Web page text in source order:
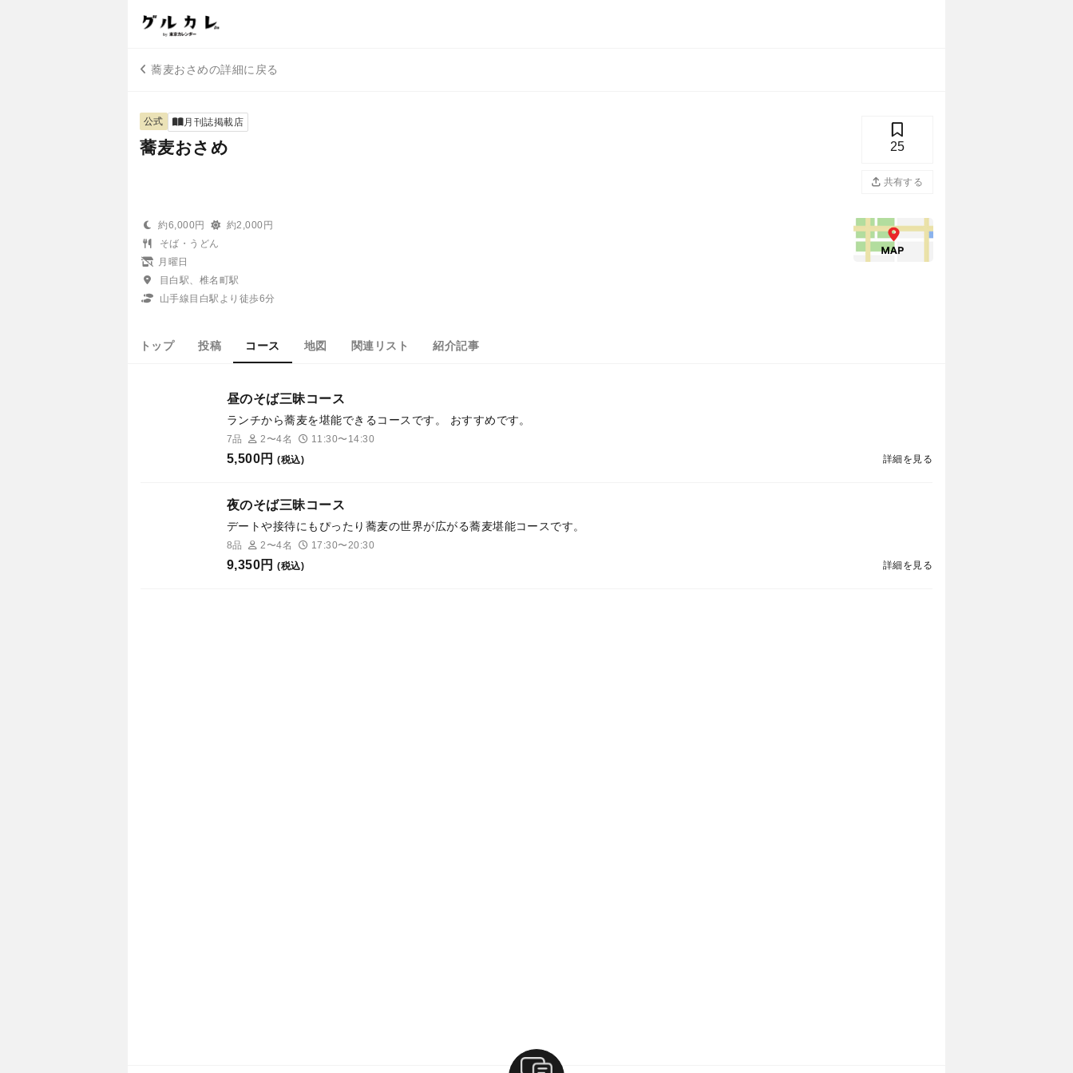
蕎麦おさめの詳細に戻る
公式 月刊誌掲載店
蕎麦おさめ 25
共有する
約6,000円
約2,000円
そば・うどん
月曜日
目白駅、椎名町駅
山手線目白駅より徒歩6分
トップ 投稿 コース 地図 関連リスト 紹介記事
昼のそば三昧コース
ランチから蕎麦を堪能できるコースです。 おすすめです。
7品 2〜4名 11:30〜14:30
5,500円 (税込) 詳細を見る
夜のそば三昧コース
デートや接待にもぴったり蕎麦の世界が広がる蕎麦堪能コースです。
8品 2〜4名 17:30〜20:30
9,350円 (税込) 詳細を見る